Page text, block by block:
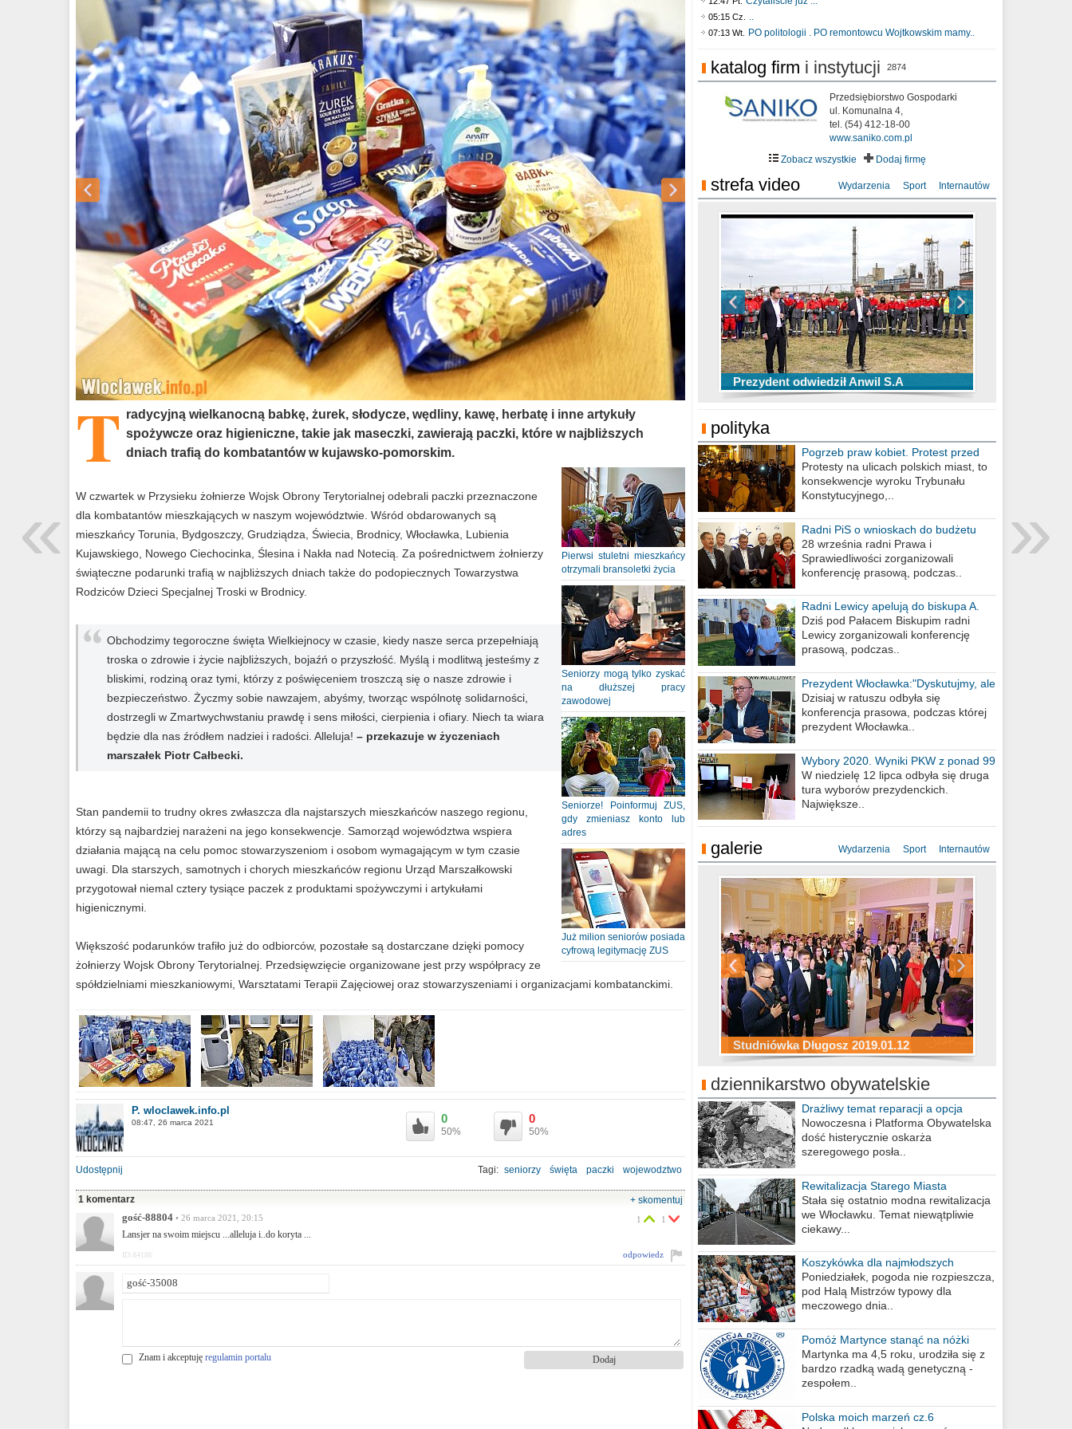
T radycyjną wielkanocną babkę, żurek, słodycze, wędliny, kawę, herbatę i inne artykuły
spożywcze oraz higieniczne, takie jak maseczki, zawierają paczki, które w najbliższych
dniach trafią do kombatantów w kujawsko-pomorskim.
Pierwsi stuletni mieszkańcy
otrzymali bransoletki życia
Seniorzy mogą tylko zyskać
na dłuższej pracy
zawodowej
Seniorze! Poinformuj ZUS,
gdy zmieniasz konto lub
adres
Już milion seniorów posiada
cyfrową legitymację ZUS
W czwartek w Przysieku żołnierze Wojsk Obrony Terytorialnej odebrali paczki przeznaczone
dla kombatantów mieszkających w naszym województwie. Wśród obdarowanych są
mieszkańcy Torunia, Bydgoszczy, Grudziądza, Świecia, Brodnicy, Włocławka, Lubienia
Kujawskiego, Nowego Ciechocinka, Ślesina i Nakła nad Notecią. Za pośrednictwem żołnierzy
świąteczne podarunki trafią w najbliższych dniach także do podopiecznych Towarzystwa
Rodziców Dzieci Specjalnej Troski w Brodnicy.
Obchodzimy tegoroczne święta Wielkiejnocy w czasie, kiedy nasze serca przepełniają
troska o zdrowie i życie najbliższych, bojaźń o przyszłość. Myślą i modlitwą jesteśmy z
bliskimi, rodziną oraz tymi, którzy z poświęceniem troszczą się o nasze zdrowie i
bezpieczeństwo. Życzmy sobie nawzajem, abyśmy, tworząc wspólnotę solidarności,
dostrzegli w Zmartwychwstaniu prawdę i sens miłości, cierpienia i ofiary. Niech ta wiara
będzie dla nas źródłem nadziei i radości. Alleluja! – przekazuje w życzeniach
marszałek Piotr Całbecki.
Stan pandemii to trudny okres zwłaszcza dla najstarszych mieszkańców naszego regionu,
którzy są najbardziej narażeni na jego konsekwencje. Samorząd województwa wspiera
działania mającą na celu pomoc stowarzyszeniom i osobom wymagającym w tym czasie
uwagi. Dla starszych, samotnych i chorych mieszkańców regionu Urząd Marszałkowski
przygotował niemal cztery tysiące paczek z produktami spożywczymi i artykułami
higienicznymi.
Większość podarunków trafiło już do odbiorców, pozostałe są dostarczane dzięki pomocy
żołnierzy Wojsk Obrony Terytorialnej. Przedsięwzięcie organizowane jest przy współpracy ze
spółdzielniami mieszkaniowymi, Warsztatami Terapii Zajęciowej oraz stowarzyszeniami i organizacjami kombatanckimi.
P. wloclawek.info.pl
08:47, 26 marca 2021 0
50%
0
50%
Udostępnij Tagi: seniorzy święta paczki wojewodztwo
1 komentarz
+ skomentuj
gość-88804 • 26 marca 2021, 20:15
Lansjer na swoim miejscu ...alleluja i..do koryta ...
1 1
odpowiedz
ID:84186
Znam i akceptuję regulamin portalu
05:15 Cz. ..
07:13 Wt. PO politologii . PO remontowcu Wojtkowskim mamy..
katalog firm i instytucji 2874
Przedsiębiorstwo Gospodarki
ul. Komunalna 4,
tel. (54) 412-18-00
www.saniko.com.pl
Zobacz wszystkie
Dodaj firmę
strefa video Wydarzenia Sport Internautów
Prezydent odwiedził Anwil S.A
TOP 10 przechwytów Anwilu Włocławek
w EBL w sezonie 2019/2020
TOP 5 rzutów Anwilu Włocławek w BCL
w sezonie 2019/2020
Ni To Ponk - W oczach mamy strach
sixf33t .Last Year DRONE FOOTAGE
Włocławek
XXIII Sesja Rady Miasta Włocławek VIII
kadencji w dniu 09.06.2020 r.
polityka
Pogrzeb praw kobiet. Protest przed
biurem poselskim PiS
Protesty na ulicach polskich miast, to
konsekwencje wyroku Trybunału
Konstytucyjnego,..
Radni PiS o wnioskach do budżetu
miasta na 2021 rok
28 września radni Prawa i
Sprawiedliwości zorganizowali
konferencję prasową, podczas..
Radni Lewicy apelują do biskupa A.
Wiesława Meringa
Dziś pod Pałacem Biskupim radni
Lewicy zorganizowali konferencję
prasową, podczas..
Prezydent Włocławka:"Dyskutujmy, ale
nie obrażajmy się”
Dzisiaj w ratuszu odbyła się
konferencja prasowa, podczas której
prezydent Włocławka..
Wybory 2020. Wyniki PKW z ponad 99
procent obwodów
W niedzielę 12 lipca odbyła się druga
tura wyborów prezydenckich.
Największe..
galerie Wydarzenia Sport Internautów
Studniówka Długosz 2019.01.12
ZS Budowlanych 2019.01.12
Studniówka LZK 2019.01.11
Studniówka Kopernik 2019.01.11
Studniówka LMK 2019.01.05
Studniówka ZS Ekonomicznych
2019.01.05
dziennikarstwo obywatelskie
Drażliwy temat reparacji a opcja
berlińska
Nowoczesna i Platforma Obywatelska
dość histerycznie oskarża
szeregowego posła..
Rewitalizacja Starego Miasta
Stała się ostatnio modna rewitalizacja
we Włocławku. Temat niewątpliwie
ciekawy...
Koszykówka dla najmłodszych
Poniedziałek, pogoda nie rozpieszcza,
pod Halą Mistrzów typowy dla
meczowego dnia..
Pomóż Martynce stanąć na nóżki
Martynka ma 4,5 roku, urodziła się z
bardzo rzadką wadą genetyczną -
zespołem..
Polska moich marzeń cz.6
»
«